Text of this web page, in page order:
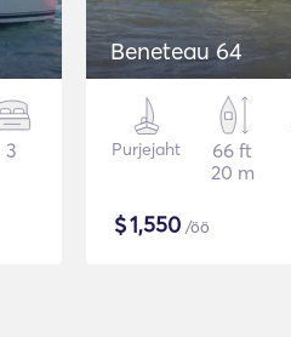
3
Beneteau 64
Purjejaht
66 ft
20 m
$1,550 /öö